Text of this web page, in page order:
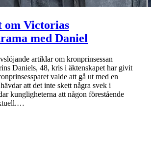
om Victorias
med Daniel
artiklar om kronprinsessan
Daniels, 48, kris i äktenskapet har givit
valde att gå ut med en
att det inte skett några svek i
kungligheterna att någon förestående